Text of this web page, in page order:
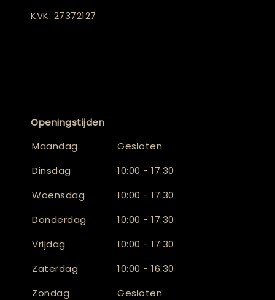
KVK: 27372127
Openingstijden
Maandag
Gesloten
Dinsdag
10:00 - 17:30
Woensdag
10:00 - 17:30
Donderdag
10:00 - 17:30
Vrijdag
10:00 - 17:30
Zaterdag
10:00 - 16:30
Zondag
Gesloten